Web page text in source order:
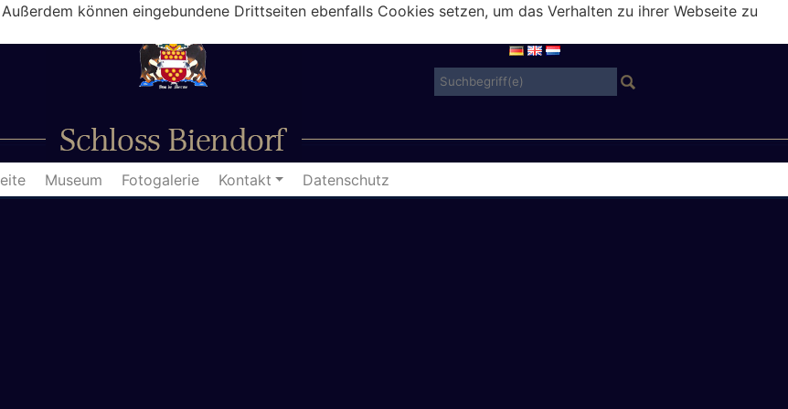
Museum Fotogalerie Kontakt Datenschutz
können eingebundene Drittseiten ebenfalls Cookies setzen, um das Verhalten zu ihrer Webseite zu